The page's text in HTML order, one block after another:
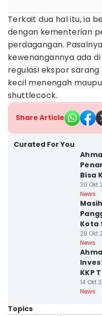
Terkait dua hal itu, ia
dengan kementerian
perdagangan.
kewenangannya ada
regulasi ekspor
kecil menengah
shuttlecock.
Share Article
Curated For You
Bisa
30 Okt
News
Kota
28 Okt
News
KKP
14 Okt
News
Topics